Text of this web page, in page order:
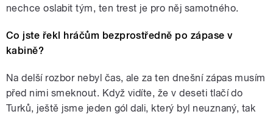
nechce oslabit tým, ten trest je pro něj samotného.
Co jste řekl hráčům bezprostředně po zápase v
kabině?
Na delší rozbor nebyl čas, ale za ten dnešní zápas musím
před nimi smeknout. Když vidíte, že v deseti tlačí do
Turků, ještě jsme jeden gól dali, který byl neuznaný, tak